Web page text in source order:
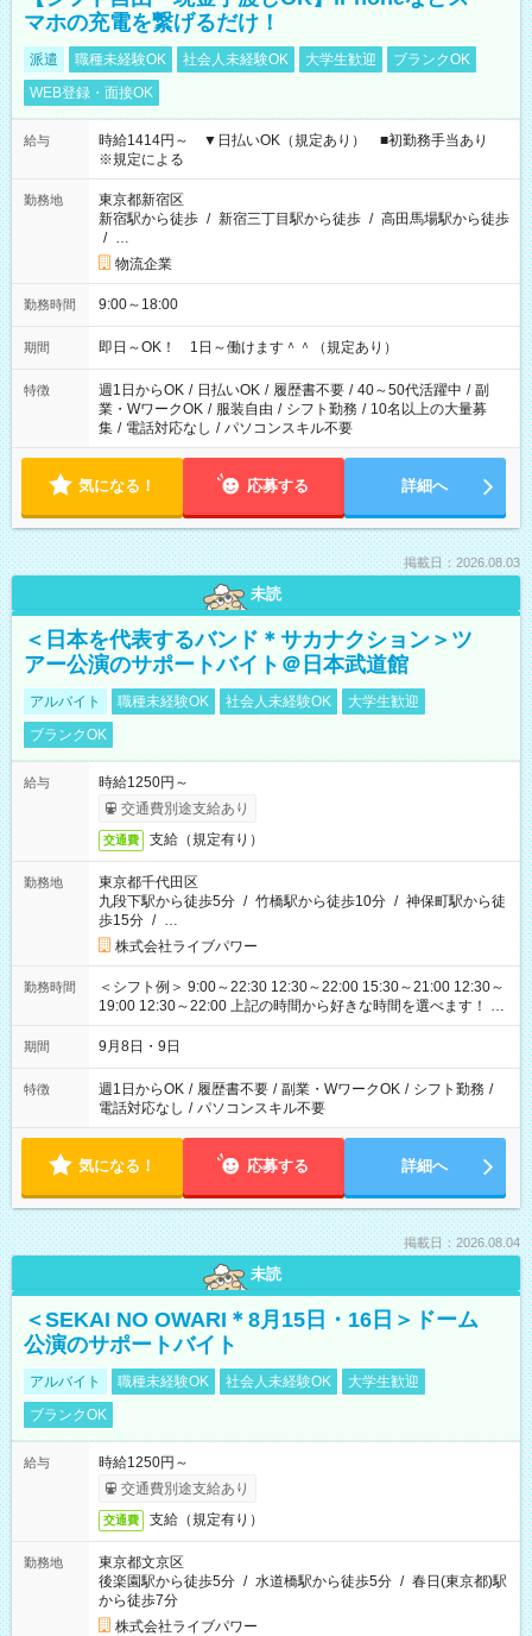
マホの充電を繋げるだけ！
派遣 職種未経験OK 社会人未経験OK 大学生歓迎
ブランクOK
WEB登録・面接OK
給与
時給1414円～ ▼日払いOK（規定あり） ■初勤務手当あり
※規定による
勤務地
東京都新宿区
新宿駅から徒歩 / 新宿三丁目駅から徒歩 / 高田馬場駅から徒歩
/ …
物流企業
勤務時間 9:00～18:00
期間 即日～OK！ 1日～働けます＾＾（規定あり）
特徴 週1日からOK / 日払いOK / 履歴書不要 / 40～50代活躍中 / 副
業・WワークOK / 服装自由 / シフト勤務 / 10名以上の大量募
集 / 電話対応なし / パソコンスキル不要
気になる！ 応募する 詳細へ
掲載日：2026.08.03
未読
＜日本を代表するバンド＊サカナクション＞ツ
アー公演のサポートバイト＠日本武道館
アルバイト 職種未経験OK 社会人未経験OK
大学生歓迎
ブランクOK
給与
時給1250円～
交通費別途支給あり
交通費 支給（規定有り）
勤務地
東京都千代田区
九段下駅から徒歩5分 / 竹橋駅から徒歩10分 / 神保町駅から徒
歩15分 / …
株式会社ライブパワー
勤務時間
＜シフト例＞ 9:00～22:30 12:30～22:00 15:30～21:00 12:30～
19:00 12:30～22:00 上記の時間から好きな時間を選べます！ ※
時間は変更となる可能性があります
期間 9月8日・9日
特徴 週1日からOK / 履歴書不要 / 副業・WワークOK / シフト勤務 /
電話対応なし / パソコンスキル不要
気になる！ 応募する 詳細へ
掲載日：2026.08.04
未読
＜SEKAI NO OWARI＊8月15日・16日＞ドーム
公演のサポートバイト
アルバイト 職種未経験OK 社会人未経験OK
大学生歓迎
ブランクOK
給与
時給1250円～
交通費別途支給あり
交通費 支給（規定有り）
勤務地
東京都文京区
後楽園駅から徒歩5分 / 水道橋駅から徒歩5分 / 春日(東京都)駅
から徒歩7分
株式会社ライブパワー